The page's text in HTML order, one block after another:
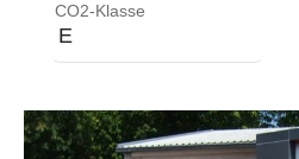
CO2-Klasse
E